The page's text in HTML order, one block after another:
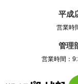
平成
営業時
管理
営業時間：